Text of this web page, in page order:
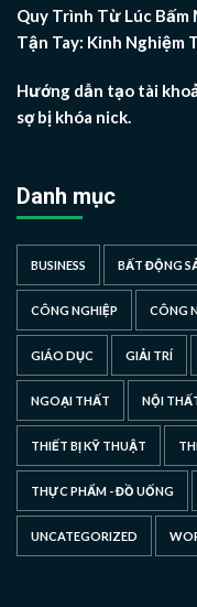
Quy Trình Từ Lúc Bấm
Tận Tay: Kinh Nghiệm
Hướng dẫn tạo tài
sợ bị khóa nick.
Danh mục
BUSINESS BẤT ĐỘNG
CÔNG NGHIỆP CÔNG
GIÁO DỤC GIẢI TRÍ
NGOẠI THẤT NỘI
THIẾT BỊ KỸ THUẬT
THỰC PHẨM - ĐỒ UỐNG
UNCATEGORIZED